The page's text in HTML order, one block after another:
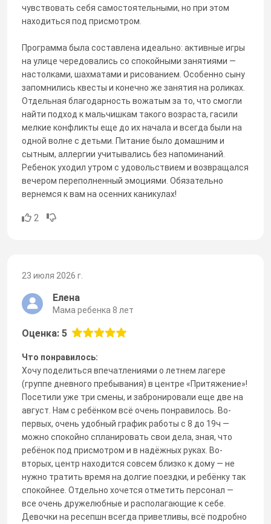
чувствовать себя самостоятельными, но при этом
находиться под присмотром.
Программа была составлена идеально: активные игры
на улице чередовались со спокойными занятиями —
настолками, шахматами и рисованием. Особенно сыну
запомнились квесты и конечно же занятия на роликах.
Отдельная благодарность вожатым за то, что смогли
найти подход к мальчишкам такого возраста, гасили
мелкие конфликты еще до их начала и всегда были на
одной волне с детьми. Питание было домашним и
сытным, аллергии учитывались без напоминаний.
Ребенок уходил утром с удовольствием и возвращался
вечером переполненный эмоциями. Обязательно
вернемся к вам на осенних каникулах!
2
23 июля 2026 г.
Елена
Мама ребенка 8 лет
Оценка: 5
Что понравилось:
Хочу поделиться впечатлениями о летнем лагере
(группе дневного пребывания) в центре «Притяжение»!
Посетили уже три смены, и забронировали еще две на
август. Нам с ребёнком всё очень понравилось. Во-
первых, очень удобный график работы с 8 до 19ч —
можно спокойно спланировать свои дела, зная, что
ребёнок под присмотром и в надёжных руках. Во-
вторых, центр находится совсем близко к дому — не
нужно тратить время на долгие поездки, и ребёнку так
спокойнее. Отдельно хочется отметить персонал —
все очень дружелюбные и располагающие к себе.
Девочки на ресепшн всегда приветливы, всё подробно